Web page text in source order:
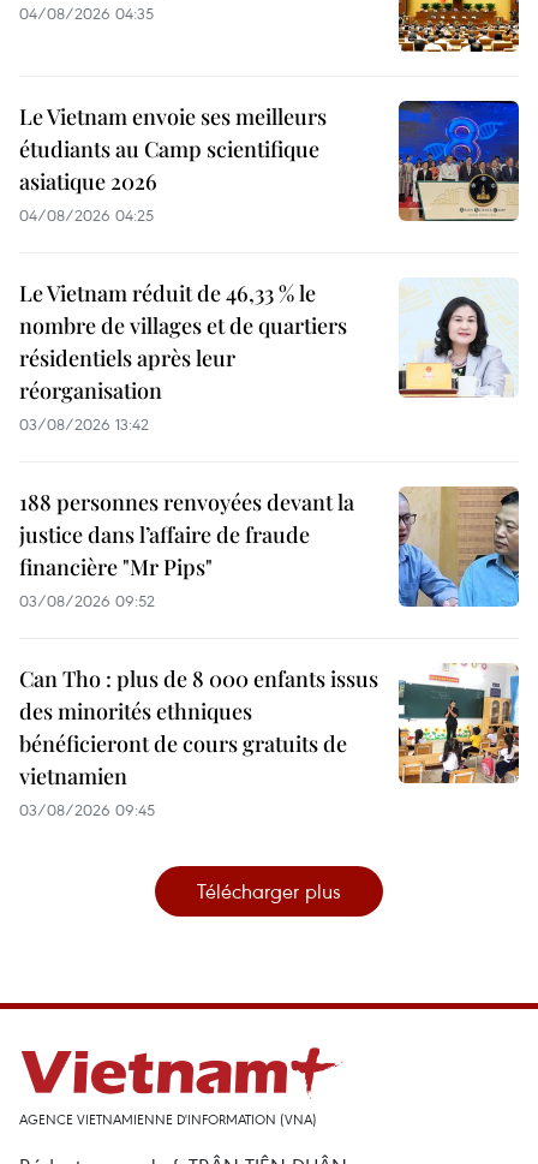
04/08/2026 04:35
Le Vietnam envoie ses meilleurs
étudiants au Camp scientifique
asiatique 2026
04/08/2026 04:25
Le Vietnam réduit de 46,33 % le
nombre de villages et de quartiers
résidentiels après leur
réorganisation
03/08/2026 13:42
188 personnes renvoyées devant la
justice dans l’affaire de fraude
financière "Mr Pips"
03/08/2026 09:52
Can Tho : plus de 8 000 enfants issus
des minorités ethniques
bénéficieront de cours gratuits de
vietnamien
03/08/2026 09:45
Télécharger plus
AGENCE VIETNAMIENNE D'INFORMATION (VNA)